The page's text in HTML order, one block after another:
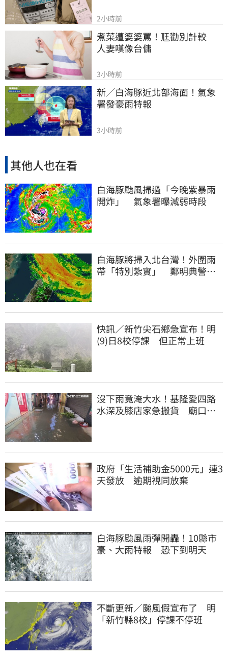
2小時前
煮菜遭婆婆罵！尫勸別計較
人妻嘆像台傭
3小時前
新／白海豚近北部海面！氣象
署發豪雨特報
3小時前
其他人也在看
白海豚颱風掃過「今晚紫暴雨
開炸」 氣象署曝減弱時段
白海豚將掃入北台灣！外圍雨
帶「特別紮實」 鄭明典警告
快訊／新竹尖石鄉急宣布！明
(9)日8校停課 但正常上班
沒下雨竟淹大水！基隆愛四路
水深及膝店家急搬貨 廟口夜
政府「生活補助金5000元」連3
天發放 逾期視同放棄
白海豚颱風雨彈開轟！10縣市
豪、大雨特報 恐下到明天
不斷更新／颱風假宣布了 明
「新竹縣8校」停課不停班